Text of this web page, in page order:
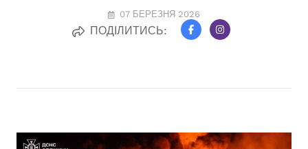
07 БЕРЕЗНЯ 2026
ПОДІЛИТИСЬ: